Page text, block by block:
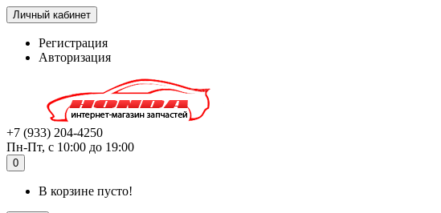
Личный кабинет
Регистрация
Авторизация
+7 (933) 204-4250
Пн-Пт, с 10:00 до 19:00
0
В корзине пусто!